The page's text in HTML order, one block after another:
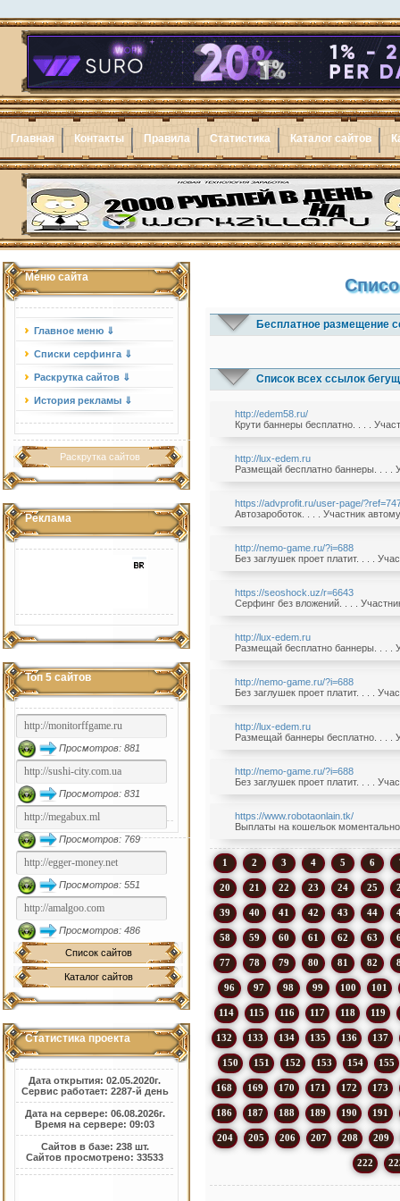
Главная Контакты Правила Статистика Каталог сайтов
Меню сайта
Главное меню ⇓
Списки серфинга ⇓
Раскрутка сайтов ⇓
История рекламы ⇓
Раскрутка сайтов
Реклама
Топ 5 сайтов
Просмотров: 881
Просмотров: 831
Просмотров: 769
Просмотров: 551
Просмотров: 486
Список сайтов
Каталог сайтов
Статистика проекта
Дата открытия: 02.05.2020г.
Сервис работает: 2287-й день
Дата на сервере: 06.08.2026г.
Время на сервере: 09:03
Сайтов в базе: 238 шт.
Сайтов просмотрено: 33533
Бесплатное размещение
Список всех ссылок
http://edem58.ru/
Крути баннеры бесплатно. . . .
http://lux-edem.ru
Размещай бесплатно баннеры. . . .
https://advprofit.ru/user-page/
Автозароботок. . . . Участник
http://nemo-game.ru/?i=688
Без заглушек проет платит. . . .
https://seoshock.uz/r=6643
Серфинг без вложений. . . .
http://lux-edem.ru
Размещай бесплатно баннеры. . . .
http://nemo-game.ru/?i=688
Без заглушек проет платит. . . .
http://lux-edem.ru
Размещай баннеры бесплатно. . . .
http://nemo-game.ru/?i=688
Без заглушек проет платит. . . .
https://www.robotaonlain.tk/
Выплаты на кошельок
1 2 3 4 5 6
20 21 22 23 24 25
39 40 41 42 43 44
58 59 60 61 62 63
77 78 79 80 81 82
96 97 98 99 100 101
114 115 116 117 118 119
132 133 134 135 136 137
150 151 152 153 154 155
168 169 170 171 172 173
186 187 188 189 190 191
204 205 206 207 208 209
222